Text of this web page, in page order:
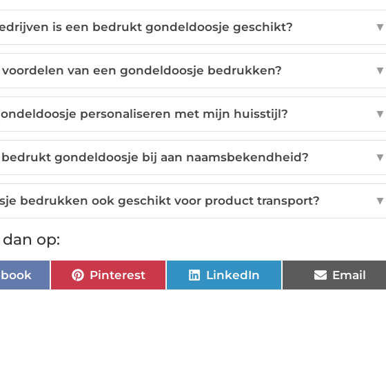
is een bedrukt gondeldoosje geschikt? ▼
van een gondeldoosje bedrukken? ▼
personaliseren met mijn huisstijl? ▼
gondeldoosje bij aan naamsbekendheid? ▼
bedrukken ook geschikt voor product transport? ▼
op:
Pinterest LinkedIn Email